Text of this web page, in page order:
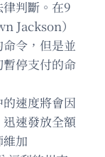
判斷。在9
Jackson）
令，但是並
停支付的命
速度將會因
速發放全額
加